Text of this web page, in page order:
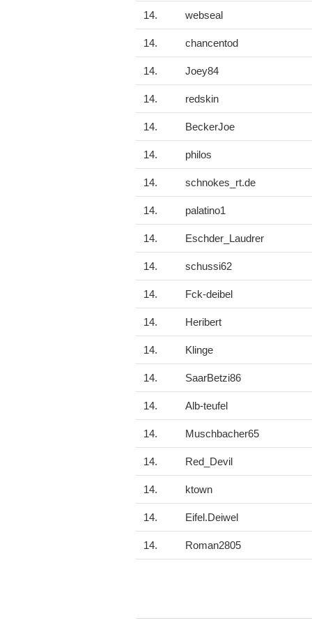
14. webseal
14. chancentod
14. Joey84
14. redskin
14. BeckerJoe
14. philos
14. schnokes_rt.de
14. palatino1
14. Eschder_Laudrer
14. schussi62
14. Fck-deibel
14. Heribert
14. Klinge
14. SaarBetzi86
14. Alb-teufel
14. Muschbacher65
14. Red_Devil
14. ktown
14. Eifel.Deiwel
14. Roman2805